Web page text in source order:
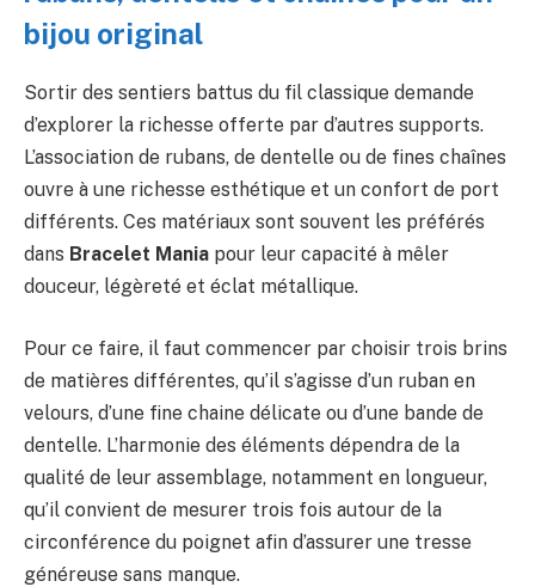
bijou original
Sortir des sentiers battus du fil classique demande
d’explorer la richesse offerte par d’autres supports.
L’association de rubans, de dentelle ou de fines chaînes
ouvre à une richesse esthétique et un confort de port
différents. Ces matériaux sont souvent les préférés
dans Bracelet Mania pour leur capacité à mêler
douceur, légèreté et éclat métallique.
Pour ce faire, il faut commencer par choisir trois brins
de matières différentes, qu’il s’agisse d’un ruban en
velours, d’une fine chaine délicate ou d’une bande de
dentelle. L’harmonie des éléments dépendra de la
qualité de leur assemblage, notamment en longueur,
qu’il convient de mesurer trois fois autour de la
circonférence du poignet afin d’assurer une tresse
généreuse sans manque.